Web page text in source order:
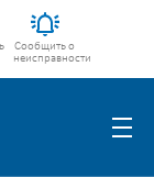
Сообщить о
неисправности